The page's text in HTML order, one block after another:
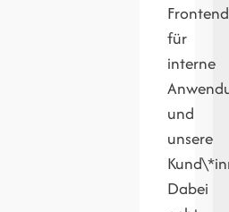
für
interne
und
unsere
Dabei